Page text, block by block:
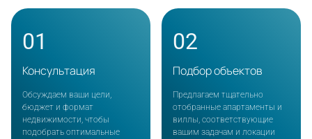
01
Консультация
Обсуждаем ваши цели,
бюджет и формат
недвижимости, чтобы
подобрать оптимальные
02
Подбор объектов
Предлагаем тщательно
отобранные апартаменты и
виллы, соответствующие
вашим задачам и локации